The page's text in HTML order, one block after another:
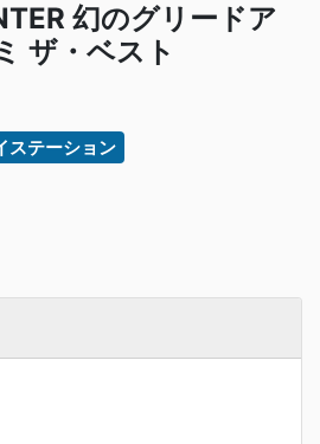
幻のグリードア
ザ・ベスト
ステーション